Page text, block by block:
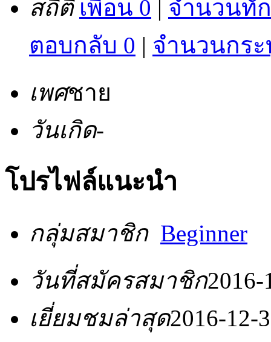
สถิติ เพื่อน 0 | จำนวนทั
ตอบกลับ 0 | จำนวนกระ
เพศชาย
วันเกิด-
โปรไฟล์แนะนำ
กลุ่มสมาชิก Beginner
วันที่สมัครสมาชิก2016-
เยี่ยมชมล่าสุด2016-12-